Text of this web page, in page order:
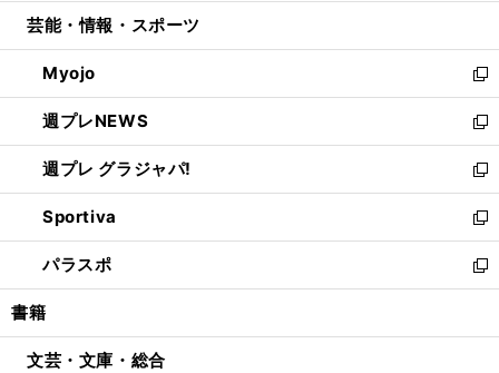
開
く
ウ
で
開
く
ウ
ン
ド
ウ
で
開
く
し
ウ
ィ
ン
ド
ウ
で
開
く
芸能・情報・スポーツ
Myojo
新
し
い
ウ
ィ
ン
ド
ウ
で
開
週プレNEWS
新
し
い
ウ
ィ
ン
ド
ウ
開
週プレ グラジャパ!
新
し
い
ウ
ィ
ン
ウ
Sportiva
新
し
い
ウ
ン
パラスポ
新
し
ウ
書籍
文芸・文庫・総合